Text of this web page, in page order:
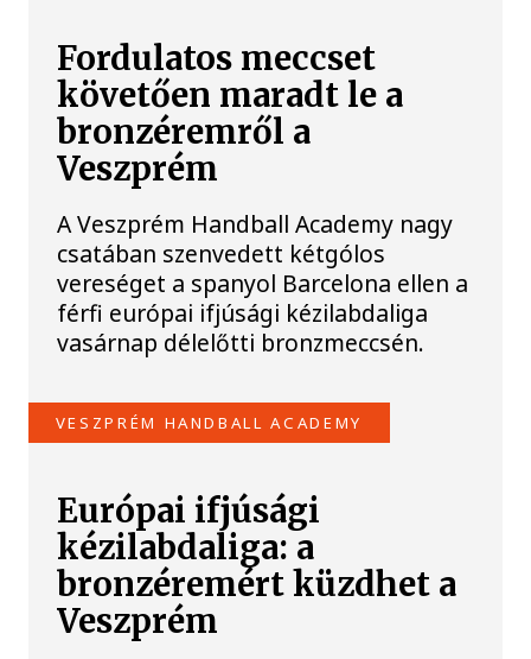
Fordulatos meccset
követően maradt le a
bronzéremről a
Veszprém
A Veszprém Handball Academy nagy
csatában szenvedett kétgólos
vereséget a spanyol Barcelona ellen a
férfi európai ifjúsági kézilabdaliga
vasárnap délelőtti bronzmeccsén.
VESZPRÉM HANDBALL ACADEMY
Európai ifjúsági
kézilabdaliga: a
bronzéremért küzdhet a
Veszprém